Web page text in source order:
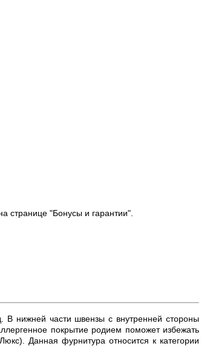
странице "Бонусы и гарантии".
В нижней части швензы с внутренней стороны
покрытие родием поможет избежать
Данная фурнитура относится к категории